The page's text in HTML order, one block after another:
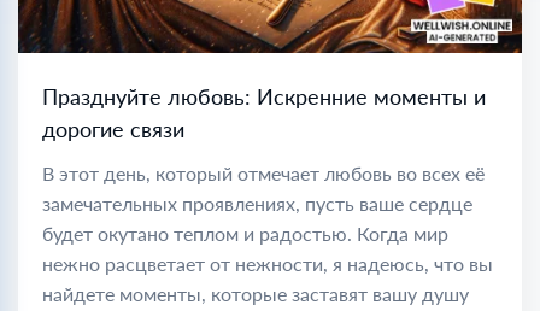
Празднуйте любовь: Искренние моменты и
дорогие связи
В этот день, который отмечает любовь во всех её
замечательных проявлениях, пусть ваше сердце
будет окутано теплом и радостью. Когда мир
нежно расцветает от нежности, я надеюсь, что вы
найдете моменты, которые заставят вашу душу